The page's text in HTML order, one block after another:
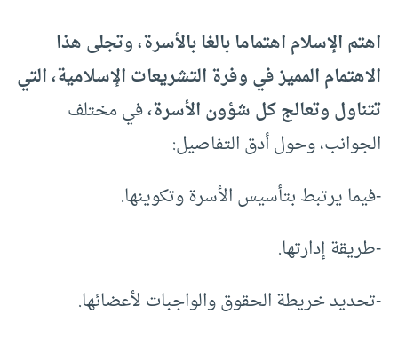
اهتم الإسلام اهتماما بالغا بالأسرة، وتجلى هذا
الاهتمام المميز في وفرة التشريعات الإسلامية، التي
تتناول وتعالج كل شؤون الأسرة،في مختلف
الجوانب، وحول أدق التفاصيل:
-فيما يرتبط بتأسيس الأسرة وتكوينها.
-طريقة إدارتها.
-تحديد خريطة الحقوق والواجبات لأعضائها.